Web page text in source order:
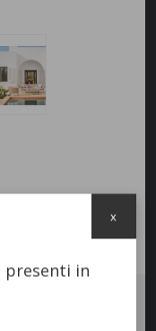
presenti in
x